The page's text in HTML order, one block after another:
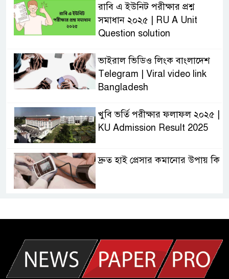
রাবি এ ইউনিট পরীক্ষার প্রশ্ন
সমাধান ২০২৫ | RU A Unit
Question solution
ভাইরাল ভিডিও লিংক বাংলাদেশ
Telegram | Viral video link
Bangladesh
খুবি ভর্তি পরীক্ষার ফলাফল ২০২৫ |
KU Admission Result 2025
দ্রুত হাই প্রেসার কমানোর উপায় কি
| Today Dakhil Exam
খুবি সি ইউনিট ভর্তি পরীক্ষার প্রশ্ন
২০২৫ | KU C Unit Admission